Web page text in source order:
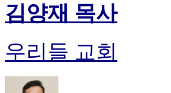
김양재 목사
우리들 교회